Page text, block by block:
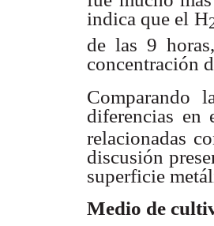
indica que el H
de las 9
concentración
Comparando
diferencias en
relacionadas
discusión
superficie
Medio de